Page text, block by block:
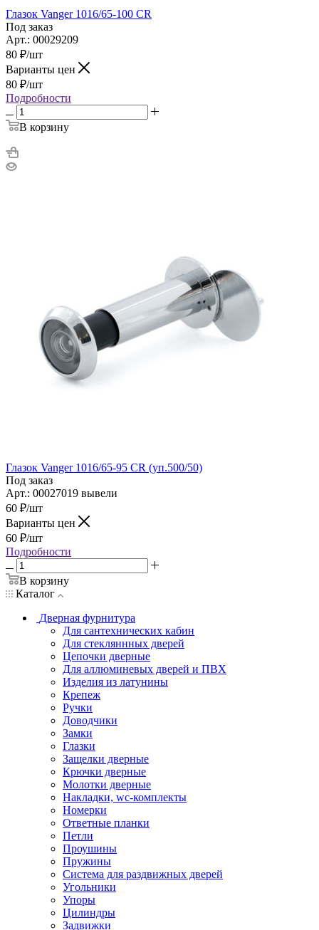
Глазок Vanger 1016/65-100 CR
Под заказ
Арт.: 00029209
80 ₽/шт
Варианты цен
80 ₽/шт
Подробности
В корзину
Глазок Vanger 1016/65-95 CR (уп.500/50)
Под заказ
Арт.: 00027019 вывели
60 ₽/шт
Варианты цен
60 ₽/шт
Подробности
В корзину
Каталог
Дверная фурнитура
Для сантехнических кабин
Для стекляннных дверей
Цепочки дверные
Для аллюминевых дверей и ПВХ
Изделия из латунины
Крепеж
Ручки
Доводчики
Замки
Глазки
Защелки дверные
Крючки дверные
Молотки дверные
Накладки, wc-комплекты
Номерки
Ответные планки
Петли
Проушины
Пружины
Система для раздвижных дверей
Угольники
Упоры
Цилиндры
Задвижки